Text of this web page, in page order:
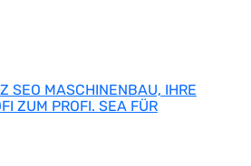
SEO MASCHINENBAU, IHRE
ZUM PROFI. SEA FÜR